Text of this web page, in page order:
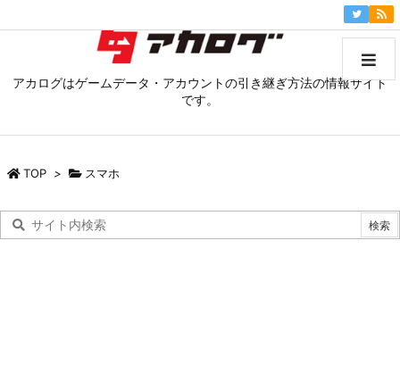
アカログはゲームデータ・アカウントの引き継ぎ方法の情報サイト
です。
TOP > スマホ